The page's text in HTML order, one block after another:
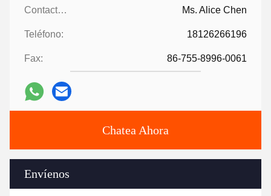
Contactos: Ms. Alice Chen
Teléfono: 18126266196
Fax: 86-755-8996-0061
Chatea Ahora
Envíenos